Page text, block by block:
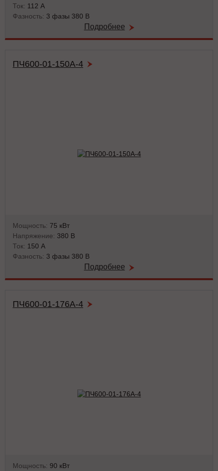
Ток: 112 А
Фазность: 3 фазы 380 В
Подробнее
ПЧ600-01-150А-4
Мощность: 75 кВт
Напряжение: 380 В
Ток: 150 А
Фазность: 3 фазы 380 В
Подробнее
ПЧ600-01-176А-4
Мощность: 90 кВт